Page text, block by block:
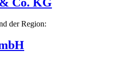
der Region: